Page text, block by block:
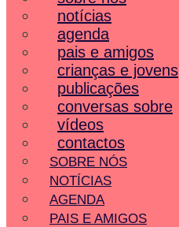
notícias
agenda
pais e amigos
crianças e jovens
publicações
conversas sobre
vídeos
contactos
SOBRE NÓS
NOTÍCIAS
AGENDA
PAIS E AMIGOS